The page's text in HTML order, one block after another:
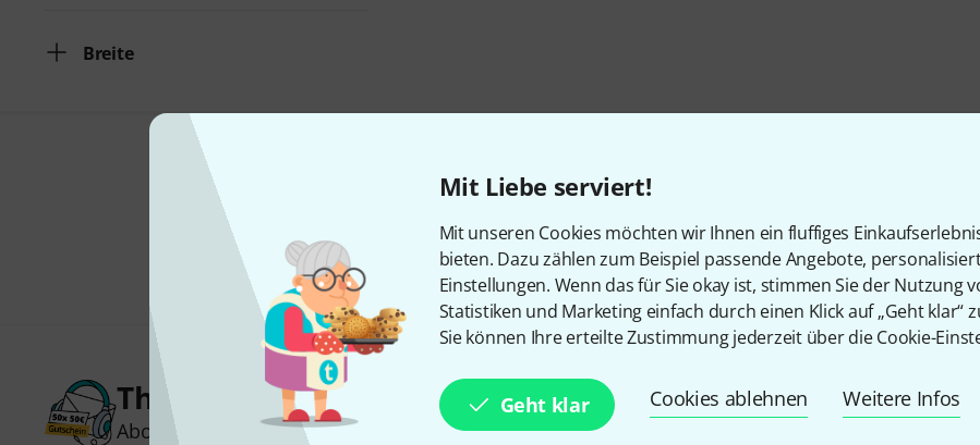
Mit Liebe serviert!
Mit unseren Cookies möchten wir Ihnen ein fluffiges
bieten. Dazu zählen zum Beispiel passende Angebote,
Einstellungen. Wenn das für Sie okay ist, stimmen Sie der Nutzung
Statistiken und Marketing einfach durch einen Klick auf „Geht klar“
Sie können Ihre erteilte Zustimmung jederzeit über die Cookie-
Geht klar Cookies ablehnen Weitere Infos
Breite
Gefällt Ihnen, was Sie sehen?
Teilen Hilfe & Feedback
Thomann Newsletter
Abonniere den Thomann Newsletter und gewinne mit etwas Glück
E-Mail-Adresse*